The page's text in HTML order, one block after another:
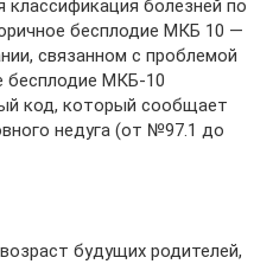
болезней по
бесплодие МКБ 10 —
связанном с проблемой
бесплодие МКБ-10
код, который сообщает
недуга (от №97.1 до
будущих родителей,